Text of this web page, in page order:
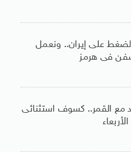
على إيران.. ونعمل
فى هرمز
القمر.. كسوف استثنائى